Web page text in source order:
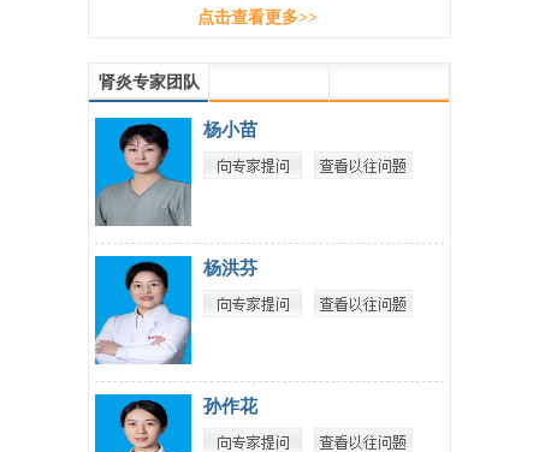
点击查看更多>>
肾炎专家团队
杨小苗
杨洪芬
孙作花